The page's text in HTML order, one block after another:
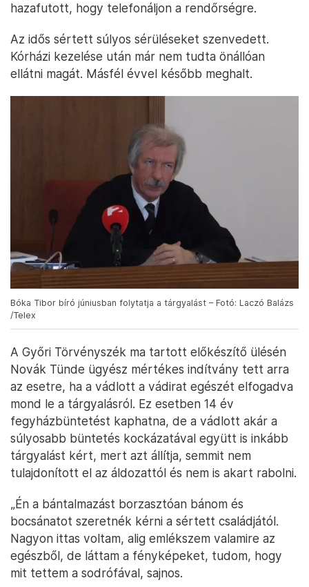
hazafutott, hogy telefonáljon a rendőrségre.
Az idős sértett súlyos sérüléseket szenvedett.
Kórházi kezelése után már nem tudta önállóan
ellátni magát. Másfél évvel később meghalt.
Bóka Tibor bíró júniusban folytatja a tárgyalást – Fotó: Laczó Balázs
/Telex
A Győri Törvényszék ma tartott előkészítő ülésén
Novák Tünde ügyész mértékes indítvány tett arra
az esetre, ha a vádlott a vádirat egészét elfogadva
mond le a tárgyalásról. Ez esetben 14 év
fegyházbüntetést kaphatna, de a vádlott akár a
súlyosabb büntetés kockázatával együtt is inkább
tárgyalást kért, mert azt állítja, semmit nem
tulajdonított el az áldozattól és nem is akart rabolni.
„Én a bántalmazást borzasztóan bánom és
bocsánatot szeretnék kérni a sértett családjától.
Nagyon ittas voltam, alig emlékszem valamire az
egészből, de láttam a fényképeket, tudom, hogy
mit tettem a sodrófával, sajnos.